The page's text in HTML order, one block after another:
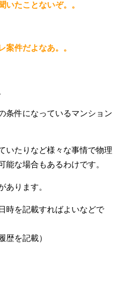
いたことないぞ。。
案件だよなあ。。
条件になっているマンション
いたりなど様々な事情で物理
能な場合もあるわけです。
あります。
時を記載すればよいなどで
歴を記載）